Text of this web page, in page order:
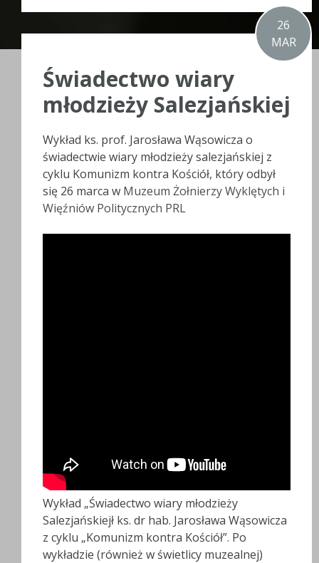
26
MAR
Świadectwo wiary
młodzieży Salezjańskiej
Wykład ks. prof. Jarosława Wąsowicza o
świadectwie wiary młodzieży salezjańskiej z
cyklu Komunizm kontra Kościół, który odbył
się 26 marca w Muzeum Żołnierzy Wyklętych i
Więźniów Politycznych PRL
Wykład „Świadectwo wiary młodzieży
Salezjańskiejł ks. dr hab. Jarosława Wąsowicza
z cyklu „Komunizm kontra Kościół”. Po
wykładzie (również w świetlicy muzealnej)